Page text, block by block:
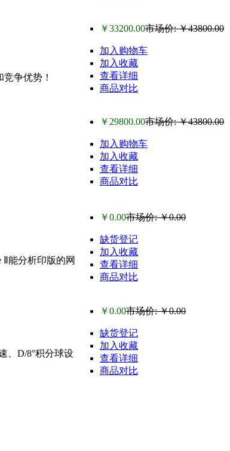
争优势！
￥33200.00市场价: ￥43800.00
加入购物车
加入收藏
查看详细
商品对比
￥29800.00市场价: ￥43800.00
加入购物车
加入收藏
查看详细
商品对比
能分析印版的网
￥0.00市场价: ￥0.00
缺货登记
加入收藏
查看详细
商品对比
、D/8°积分球设
￥0.00市场价: ￥0.00
缺货登记
加入收藏
查看详细
商品对比